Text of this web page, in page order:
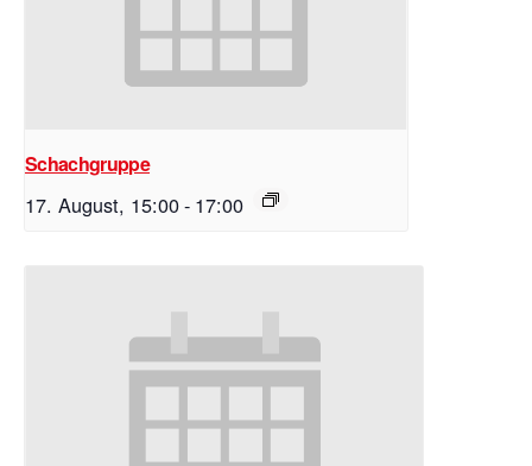
Schachgruppe
17. August, 15:00- 17:00